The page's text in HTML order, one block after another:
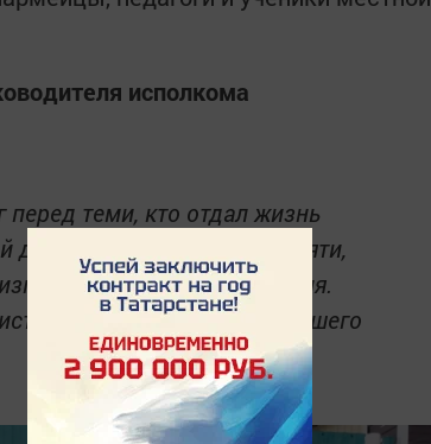
исполкома
теми, кто отдал жизнь
доски — не просто акт памяти,
для молодого поколения.
подвига каждого нашего